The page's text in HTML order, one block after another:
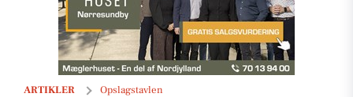
ARTIKLER Opslagstavlen
Mæglerhuset sælger bolig på Stigsborg Brygge på 14 dage